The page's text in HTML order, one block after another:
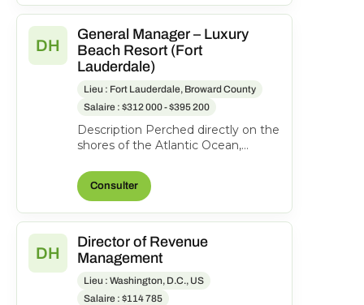
DH
General Manager – Luxury
Beach Resort (Fort
Lauderdale)
Lieu : Fort Lauderdale, Broward County
Salaire : $312 000 - $395 200
Description Perched directly on the
shores of the Atlantic Ocean,
of Fort Lauderdal...
Consulter
DH
Director of Revenue
Management
Lieu : Washington, D.C., US
Salaire : $114 785